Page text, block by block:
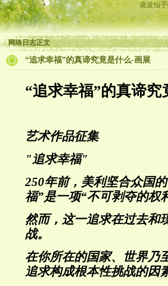
凌波仙
网络日志正文
“追求幸福”的真谛究竟是什么-画展
“追求幸福”的真谛究
艺术作品征集
"追求幸福"
250年前，美利坚合众国
福”是一项“不可剥夺的权
然而，这一追求在过去和
战。
在你所在的国家、世界乃
追求构成根本性挑战的因